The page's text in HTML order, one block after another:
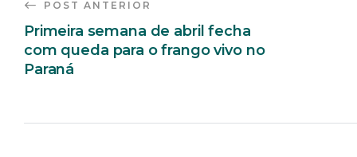
POST ANTERIOR
Primeira semana de abril fecha
com queda para o frango vivo no
Paraná